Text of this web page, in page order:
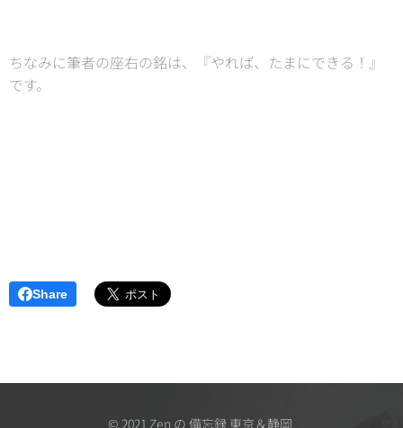
ちなみに筆者の座右の銘は、『やれば、たまにできる！』
です。
Share
© 2021 Zen の 備忘録 東京＆静岡